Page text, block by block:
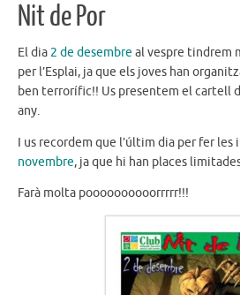
Nit de Por
El dia 2 de desembre al vespre tindrem
per l’Esplai, ja que els joves han
ben terrorífic!! Us presentem el cartell
any.
I us recordem que l’últim dia per fer les
novembre, ja que hi han places
Farà molta poooooooooorrrrr!!!